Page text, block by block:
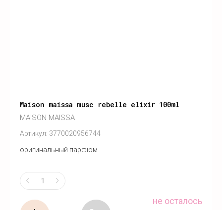
Maison maissa musc rebelle elixir 100ml
MAISON MAISSA
Артикул: 3770020956744
оригинальный парфюм
не осталось